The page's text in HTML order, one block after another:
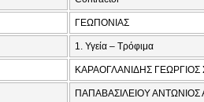
ΓΕΩΠΟΝΙΑΣ
1. Υγεία – Τρόφιμα
ΚΑΡΑΟΓΛΑΝΙΔΗΣ ΓΕΩΡΓΙΟΣ
ΠΑΠΑΒΑΣΙΛΕΙΟΥ